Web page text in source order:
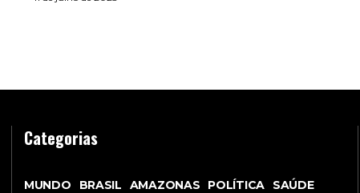
Categorias
MUNDO BRASIL AMAZONAS POLÍTICA SAÚDE